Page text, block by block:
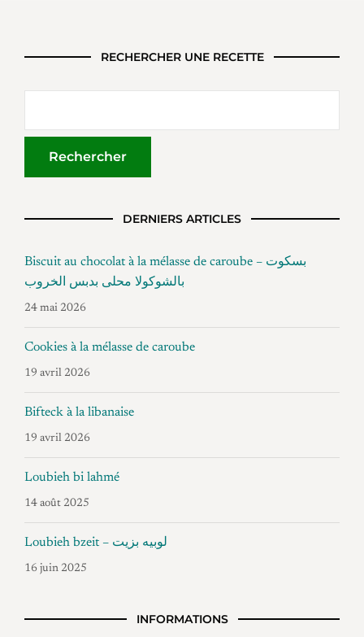
RECHERCHER UNE RECETTE
DERNIERS ARTICLES
Biscuit au chocolat à la mélasse de caroube – بسكوت
بالشوكولا محلى بدبس الخروب
24 mai 2026
Cookies à la mélasse de caroube
19 avril 2026
Bifteck à la libanaise
19 avril 2026
Loubieh bi lahmé
14 août 2025
Loubieh bzeit – لوبيه بزيت
16 juin 2025
INFORMATIONS